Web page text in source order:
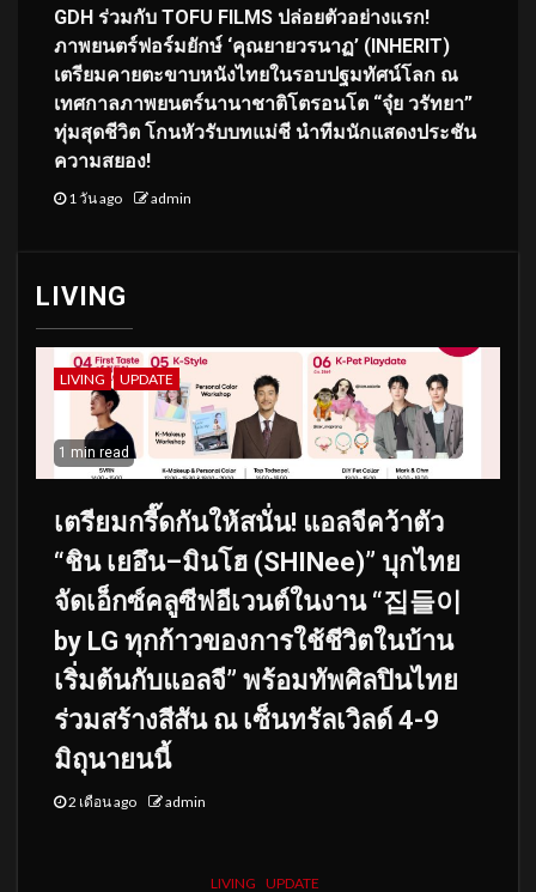
GDH ร่วมกับ TOFU FILMS ปล่อยตัวอย่างแรก!
ภาพยนตร์ฟอร์มยักษ์ ‘คุณยายวรนาฏ’ (INHERIT)
เตรียมคายตะขาบหนังไทยในรอบปฐมทัศน์โลก ณ
เทศกาลภาพยนตร์นานาชาติโตรอนโต “จุ๋ย วรัทยา”
ทุ่มสุดชีวิต โกนหัวรับบทแม่ชี นำทีมนักแสดงประชัน
ความสยอง!
1 วัน ago admin
LIVING
LIVING UPDATE
1 min read
เตรียมกรี๊ดกันให้สนั่น! แอลจีคว้าตัว
“ชิน เยอึน–มินโฮ (SHINee)” บุกไทย
จัดเอ็กซ์คลูซีฟอีเวนต์ในงาน “집들이
by LG ทุกก้าวของการใช้ชีวิตในบ้าน
เริ่มต้นกับแอลจี” พร้อมทัพศิลปินไทย
ร่วมสร้างสีสัน ณ เซ็นทรัลเวิลด์ 4-9
มิถุนายนนี้
2 เดือน ago admin
LIVING UPDATE